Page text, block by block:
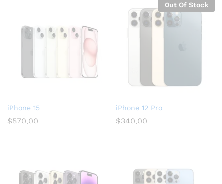
iPhone 15
$570,00
Out Of Stock
iPhone 12 Pro
$340,00